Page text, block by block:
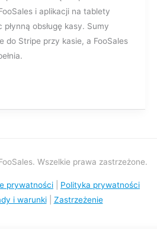
i aplikacji na tablety
obsługę kasy. Sumy
do Stripe przy kasie, a FooSales
Wszelkie prawa zastrzeżone.
prywatności
Polityka prywatności
i warunki| Zastrzeżenie